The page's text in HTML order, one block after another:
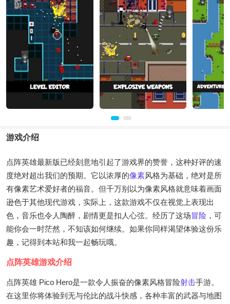
游戏介绍
点阵英雄最新版已经刻意地引起了游戏界的赞誉，这种好评的速
度绝对超出我们的预期。它以浓厚的像素风格为基础，绝对是所
有像素艺术爱好者的福音。但千万别以为像素风格就意味着画面
逊色于其他现代游戏，实际上，这款游戏不仅在视觉上表现出
色，音乐也令人陶醉，剧情更是扣人心弦。经历了这场冒险 ，可
能你会一时茫然，不知该如何继续。如果你同样渴望体验这份乐
趣，记得到本站和我一起畅玩哦。
点阵英雄游戏介绍
点阵英雄 Pico Hero是一款令人振奋的像素风格冒险射击手游。
在这里你将体验到无与伦比的战斗快感，各种丰富的武器与地图